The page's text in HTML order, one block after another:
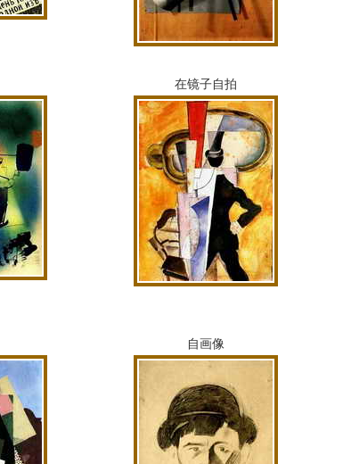
在镜子自拍
自画像